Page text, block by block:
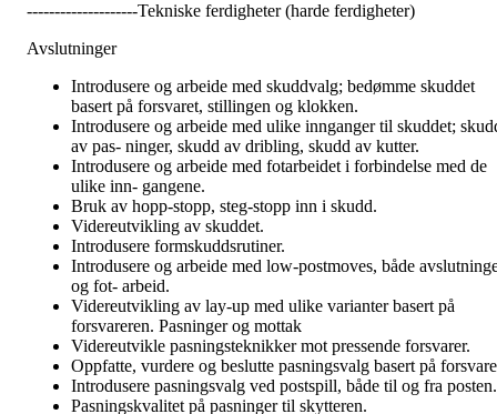
--------------------Tekniske ferdigheter (harde ferdigheter)
Avslutninger
Introdusere og arbeide med skuddvalg; bedømme skuddet
basert på forsvaret, stillingen og klokken.
Introdusere og arbeide med ulike innganger til skuddet;
av pas- ninger, skudd av dribling, skudd av kutter.
Introdusere og arbeide med fotarbeidet i forbindelse med de
ulike inn- gangene.
Bruk av hopp-stopp, steg-stopp inn i skudd.
Videreutvikling av skuddet.
Introdusere formskuddsrutiner.
Introdusere og arbeide med low-postmoves, både
og fot- arbeid.
Videreutvikling av lay-up med ulike varianter basert på
forsvareren. Pasninger og mottak
Videreutvikle pasningsteknikker mot pressende forsvarer.
Oppfatte, vurdere og beslutte pasningsvalg basert på
Introdusere pasningsvalg ved postspill, både til og fra posten.
Pasningskvalitet på pasninger til skytteren.